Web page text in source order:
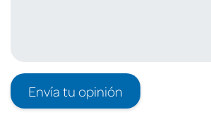
Envía tu opinión